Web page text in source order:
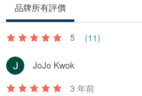
• 專屬靈魂小語 (Zen Card) ⊹
附一張專屬於該作品或當下緣分的
• 品牌保固服務卡 ⧽
品牌所有評價
5 (11)
JoJo Kwok
3 年前